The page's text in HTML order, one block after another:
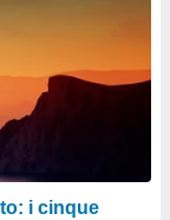
i cinque